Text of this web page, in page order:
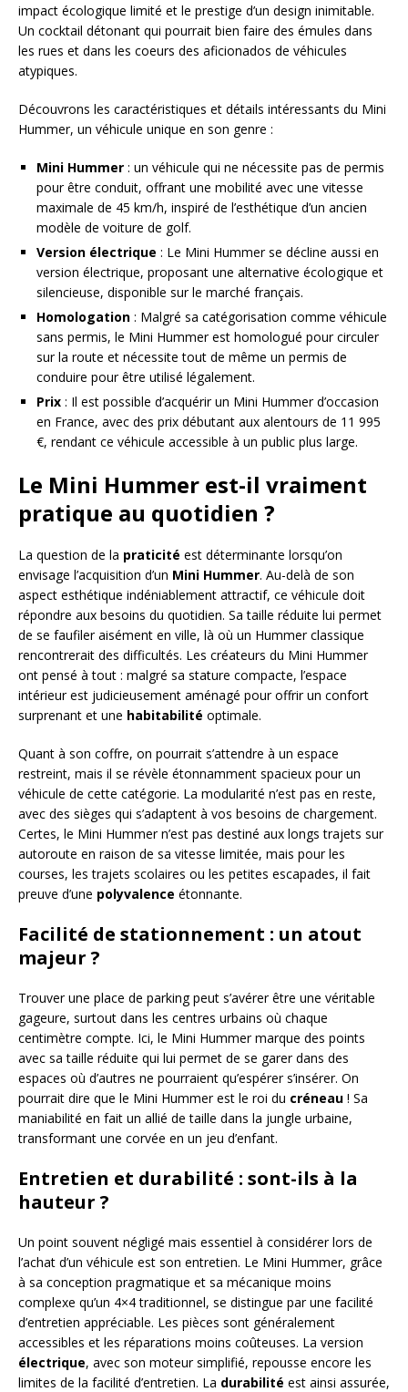
impact écologique limité et le prestige d’un design inimitable.
Un cocktail détonant qui pourrait bien faire des émules dans
les rues et dans les coeurs des aficionados de véhicules
atypiques.
Découvrons les caractéristiques et détails intéressants du Mini
Hummer, un véhicule unique en son genre :
Mini Hummer : un véhicule qui ne nécessite pas de permis
pour être conduit, offrant une mobilité avec une vitesse
maximale de 45 km/h, inspiré de l’esthétique d’un ancien
modèle de voiture de golf.
Version électrique : Le Mini Hummer se décline aussi en
version électrique, proposant une alternative écologique et
silencieuse, disponible sur le marché français.
Homologation : Malgré sa catégorisation comme véhicule
sans permis, le Mini Hummer est homologué pour circuler
sur la route et nécessite tout de même un permis de
conduire pour être utilisé légalement.
Prix : Il est possible d’acquérir un Mini Hummer d’occasion
en France, avec des prix débutant aux alentours de 11 995
€, rendant ce véhicule accessible à un public plus large.
Le Mini Hummer est-il vraiment
pratique au quotidien ?
La question de la praticité est déterminante lorsqu’on
envisage l’acquisition d’un Mini Hummer. Au-delà de son
aspect esthétique indéniablement attractif, ce véhicule doit
répondre aux besoins du quotidien. Sa taille réduite lui permet
de se faufiler aisément en ville, là où un Hummer classique
rencontrerait des difficultés. Les créateurs du Mini Hummer
ont pensé à tout : malgré sa stature compacte, l’espace
intérieur est judicieusement aménagé pour offrir un confort
surprenant et une habitabilité optimale.
Quant à son coffre, on pourrait s’attendre à un espace
restreint, mais il se révèle étonnamment spacieux pour un
véhicule de cette catégorie. La modularité n’est pas en reste,
avec des sièges qui s’adaptent à vos besoins de chargement.
Certes, le Mini Hummer n’est pas destiné aux longs trajets sur
autoroute en raison de sa vitesse limitée, mais pour les
courses, les trajets scolaires ou les petites escapades, il fait
preuve d’une polyvalence étonnante.
Facilité de stationnement : un atout
majeur ?
Trouver une place de parking peut s’avérer être une véritable
gageure, surtout dans les centres urbains où chaque
centimètre compte. Ici, le Mini Hummer marque des points
avec sa taille réduite qui lui permet de se garer dans des
espaces où d’autres ne pourraient qu’espérer s’insérer. On
pourrait dire que le Mini Hummer est le roi du créneau ! Sa
maniabilité en fait un allié de taille dans la jungle urbaine,
transformant une corvée en un jeu d’enfant.
Entretien et durabilité : sont-ils à la
hauteur ?
Un point souvent négligé mais essentiel à considérer lors de
l’achat d’un véhicule est son entretien. Le Mini Hummer, grâce
à sa conception pragmatique et sa mécanique moins
complexe qu’un 4×4 traditionnel, se distingue par une facilité
d’entretien appréciable. Les pièces sont généralement
accessibles et les réparations moins coûteuses. La version
électrique, avec son moteur simplifié, repousse encore les
limites de la facilité d’entretien. La durabilité est ainsi assurée,